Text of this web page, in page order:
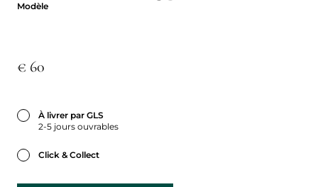
Modèle
€ 60
À livrer par GLS
2-5 jours ouvrables
Click & Collect